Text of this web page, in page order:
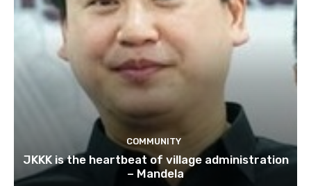
COMMUNITY
JKKK is the heartbeat of village administration
– Mandela